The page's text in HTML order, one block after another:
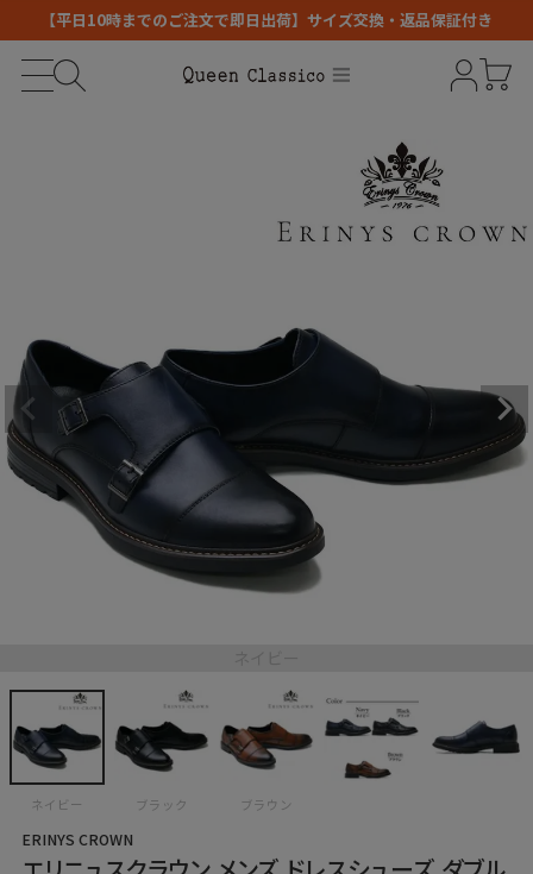
【平日10時までのご注文で即日出荷】サイズ交換・返品保証付き
ネイビー ブラック ブラウン
ERINYS CROWN